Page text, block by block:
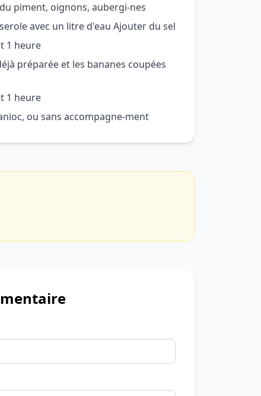
piment, oignons, aubergi-nes
avec un litre d'eau Ajouter du sel
1 heure
préparée et les bananes coupées
1 heure
ou sans accompagne-ment